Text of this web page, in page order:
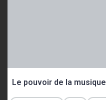
Le pouvoir de la musique